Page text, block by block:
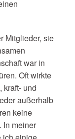
Mitglieder, sie
war in
Oft wirkte
kraft- und
außerhalb
keine
In meiner